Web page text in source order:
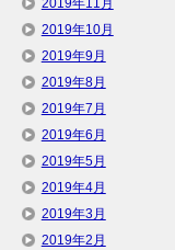
2019年11月
2019年10月
2019年9月
2019年8月
2019年7月
2019年6月
2019年5月
2019年4月
2019年3月
2019年2月